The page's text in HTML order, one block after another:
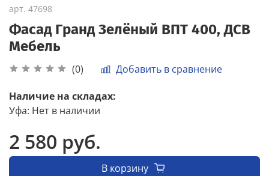
арт. 47698
Фасад Гранд Зелёный ВПТ 400, ДСВ
Мебель
(0) Добавить в сравнение
Наличие на складах:
Уфа: Нет в наличии
2 580 руб.
В корзину